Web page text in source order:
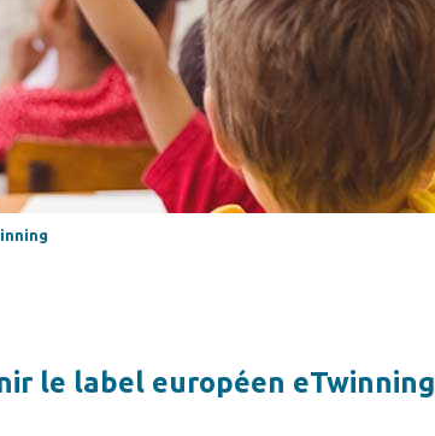
le label européen eTwinning